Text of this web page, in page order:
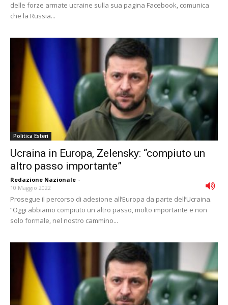
delle forze armate ucraine sulla sua pagina Facebook, comunica
che la Russia...
Politica Esteri
Ucraina in Europa, Zelensky: “compiuto un
altro passo importante”
Redazione Nazionale -
10 Maggio 2022
Prosegue il percorso di adesione all’Europa da parte dell’Ucraina.
“Oggi abbiamo compiuto un altro passo, molto importante e non
solo formale, nel nostro cammino...